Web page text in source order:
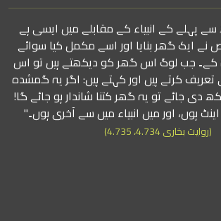
پہلے کے انبیاء کے مقابلے میں ایسی ہے
ایک گھر بنایا اور اسے مکمل کیا سوائے
کے۔ جب لوگ اس گھر کو دیکھتے ہیں تو اس
کرتے ہیں اور کہتے ہیں: اگر یہ گمشدہ
دی جائے تو یہ گھر کتنا شاندار ہو جائے گا!
ہوں، اور میں انبیاء میں سے آخری ہوں۔"
(روایت بخاری 4.734، 4.735)